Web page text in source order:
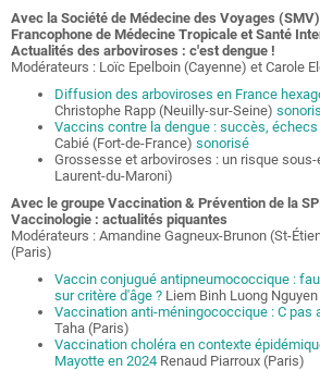
Avec la Société de Médecine des Voyages
Francophone de Médecine Tropicale et Santé
Actualités des arboviroses : c'est dengue !
Modérateurs : Loïc Epelboin (Cayenne) et Carole
Diffusion des arboviroses en France
Christophe Rapp (Neuilly-sur-Seine)
Vaccins contre la dengue : succès,
Cabié (Fort-de-France) sonorisé
Grossesse et arboviroses : un risque
Laurent-du-Maroni)
Avec le groupe Vaccination & Prévention de la
Vaccinologie : actualités piquantes
Modérateurs : Amandine Gagneux-Brunon (St-
(Paris)
Vaccin conjugué antipneumococcique :
sur critère d'âge ? Liem Binh Luong
Vaccination anti-méningococcique : C pas
Taha (Paris)
Vaccination choléra en contexte
Mayotte en 2024 Renaud Piarroux (Paris)